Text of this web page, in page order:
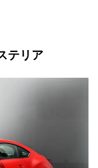
テリア